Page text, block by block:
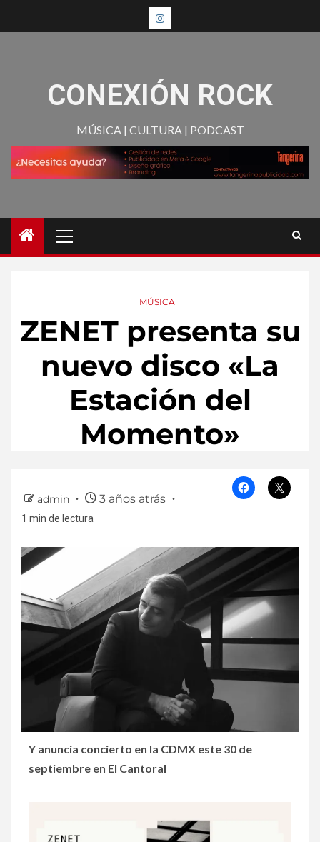
CONEXIÓN ROCK
MÚSICA | CULTURA | PODCAST
MÚSICA
ZENET presenta su
nuevo disco «La
Estación del
Momento»
admin 3 años atrás
1 min de lectura
Y anuncia concierto en la CDMX este 30 de
septiembre en El Cantoral